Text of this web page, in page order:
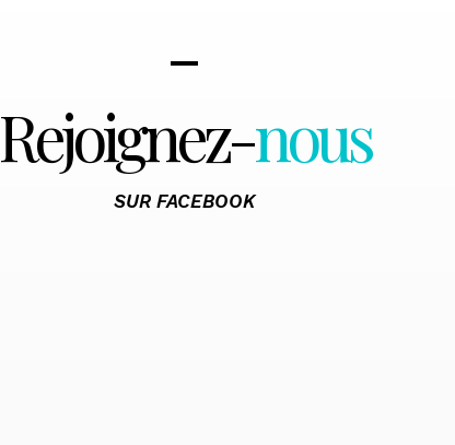
Rejoignez-nous
SUR FACEBOOK